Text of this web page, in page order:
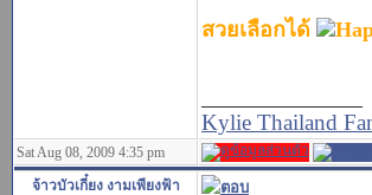
สวยเลือกได้
Kylie Thailand
Sat Aug 08, 2009 4:35 pm
จ้าวบัวเกี๋ยง งามเพียงฟ้า